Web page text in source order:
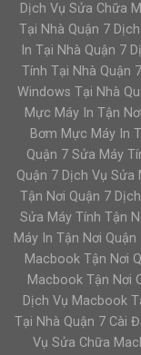
Dịch Vụ Sửa Chữa
Tại Nhà Quận 7
In Tại Nhà Quận 7
Tính Tại Nhà Quận
Windows Tại Nhà
Mực Máy In Tận
Bơm Mực Máy In
Quận 7 Sửa Máy
Quận 7 Dịch Vụ Sửa
Tận Nơi Quận 7
Sửa Máy Tính Tận
Máy In Tận Nơi
Macbook Tận Nơi
Macbook Tận Nơi
Dịch Vụ Macbook
Tại Nhà Quận 7 Cài
Vụ Sửa Chữa